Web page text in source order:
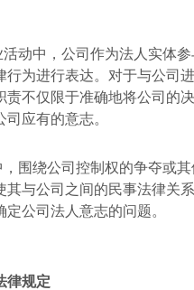
动中，公司作为法人实体
行为进行表达。对于与公司
责不仅限于准确地将公司的
应有的意志。
围绕公司控制权的争夺或
其与公司之间的民事法律关
公司法人意志的问题。
律规定